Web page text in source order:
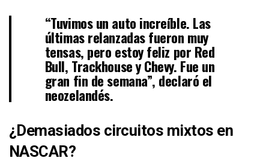
“Tuvimos un auto increíble. Las
últimas relanzadas fueron muy
tensas, pero estoy feliz por Red
Bull, Trackhouse y Chevy. Fue un
gran fin de semana”, declaró el
neozelandés.
¿Demasiados circuitos mixtos en
NASCAR?